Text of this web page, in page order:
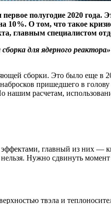
полугодие 2020
%. О том, что такое
главным специалистом
для ядерного
сборки. Это было еще в
пришедшего в
расчетам,
главный из них —
Нужно сдвинуть
твэла и